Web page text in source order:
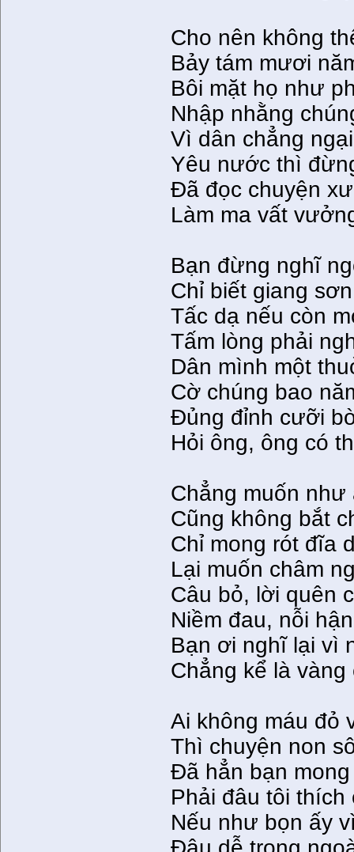
Cho nên không
Bảy tám mươi
Bôi mặt họ như
Nhập nhằng
Vì dân chẳng
Yêu nước thì
Ðã đọc chuyện
Làm ma vất
Bạn đừng nghĩ
Chỉ biết giang
Tấc dạ nếu còn
Tấm lòng phải
Dân mình một
Cờ chúng bao
Ðủng đỉnh cưỡi
Hỏi ông, ông có
Chẳng muốn như
Cũng không bắt
Chỉ mong rót đĩa
Lại muốn châm
Câu bỏ, lời quên
Niềm đau, nỗi
Bạn ơi nghĩ lại vì
Chẳng kể là
Ai không máu đỏ
Thì chuyện non
Ðã hẳn bạn
Phải đâu tôi
Nếu như bọn ấy